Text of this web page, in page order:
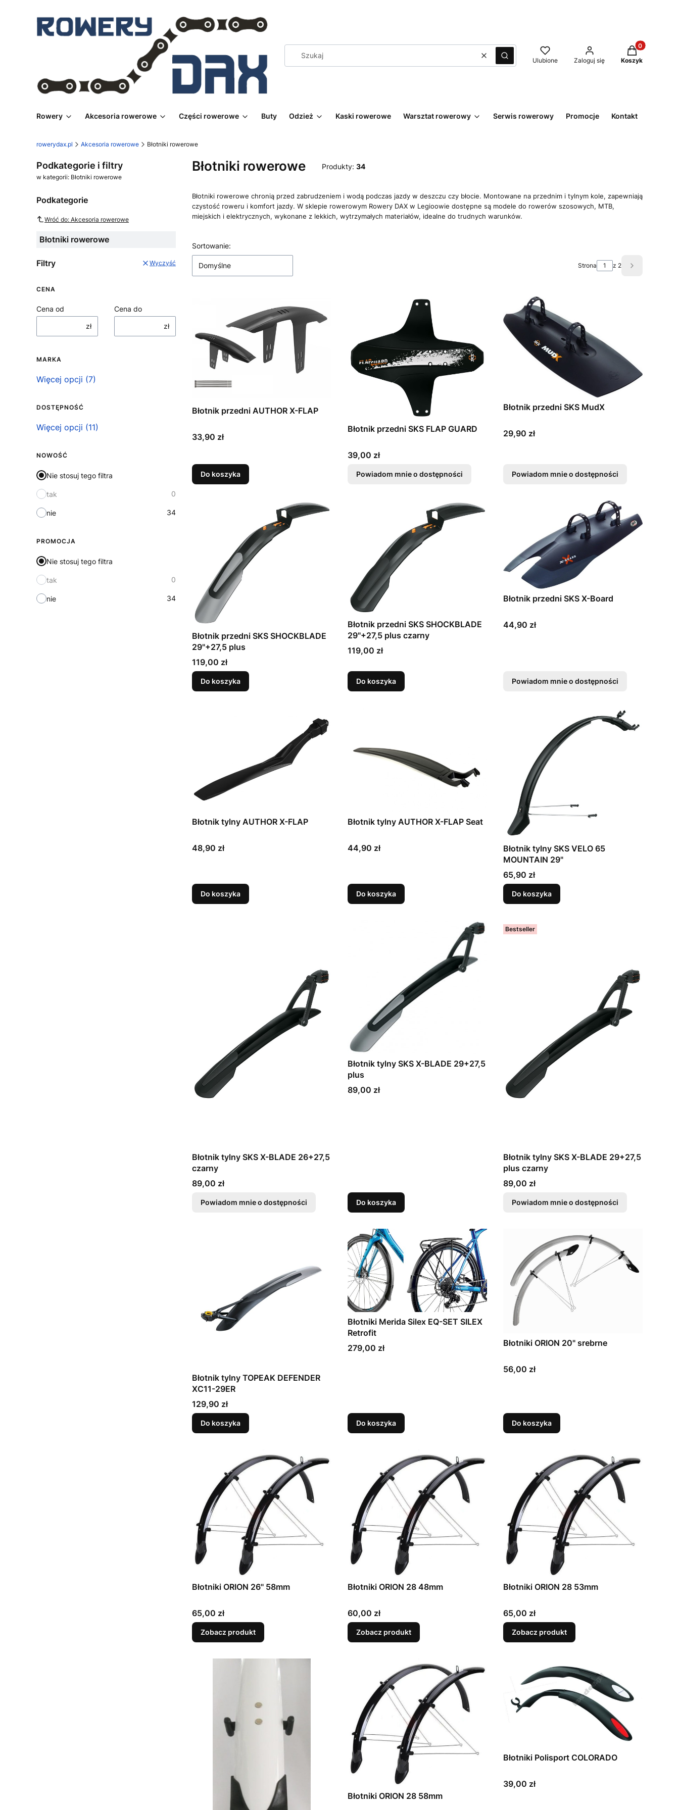
WyczyśćSzukaj Ulubione Zaloguj się
Produkty w
Koszyk
Rowery Akcesoria rowerowe Części rowerowe Buty Odzież Kaski rowerowe Warsztat rowerowy Serwis rowerowy Promocje Kontakt
rowerydax.pl Akcesoria rowerowe Błotniki rowerowe
Podkategorie i filtry
w kategorii: Błotniki rowerowe
Podkategorie
Wróć do: Akcesoria rowerowe
Błotniki rowerowe
Filtry Wyczyść
CENA
Cena od
zł
Cena do
zł
MARKA
Marka
Więcej opcji (7)
DOSTĘPNOŚĆ
Dostępność
Więcej opcji (11)
NOWOŚĆ
Nie stosuj tego filtra
tak 0
nie 34
PROMOCJA
Nie stosuj tego filtra
tak 0
nie 34
Błotniki rowerowe Produkty: 34
Błotniki rowerowe chronią przed zabrudzeniem i wodą podczas jazdy w deszczu czy błocie. Montowane na przednim i tylnym kole, zapewniają
czystość roweru i komfort jazdy. W sklepie rowerowym Rowery DAX w Legioowie dostępne są modele do rowerów szosowych, MTB,
miejskich i elektrycznych, wykonane z lekkich, wytrzymałych materiałów, idealne do trudnych warunków.
Lista produktów
Sortowanie:
Domyślne Strona z 2 Następne
Błotnik przedni AUTHOR X-FLAP
Cena
33,90 zł
Do koszyka
Błotnik przedni SKS FLAP GUARD
Cena
39,00 zł
Powiadom mnie o dostępności
Błotnik przedni SKS MudX
Cena
29,90 zł
Powiadom mnie o dostępności
Błotnik przedni SKS SHOCKBLADE
29"+27,5 plus
Cena
119,00 zł
Do koszyka
Błotnik przedni SKS SHOCKBLADE
29"+27,5 plus czarny
Cena
119,00 zł
Do koszyka
Błotnik przedni SKS X-Board
Cena
44,90 zł
Powiadom mnie o dostępności
Błotnik tylny AUTHOR X-FLAP
Cena
48,90 zł
Do koszyka
Błotnik tylny AUTHOR X-FLAP Seat
Cena
44,90 zł
Do koszyka
Błotnik tylny SKS VELO 65
MOUNTAIN 29"
Cena
65,90 zł
Do koszyka
Błotnik tylny SKS X-BLADE 26+27,5
czarny
Cena
89,00 zł
Powiadom mnie o dostępności
Błotnik tylny SKS X-BLADE 29+27,5
plus
Cena
89,00 zł
Do koszyka
Bestseller
Błotnik tylny SKS X-BLADE 29+27,5
plus czarny
Cena
89,00 zł
Powiadom mnie o dostępności
Błotnik tylny TOPEAK DEFENDER
XC11-29ER
Cena
129,90 zł
Do koszyka
Błotniki Merida Silex EQ-SET SILEX
Retrofit
Cena
279,00 zł
Do koszyka
Błotniki ORION 20" srebrne
Cena
56,00 zł
Do koszyka
Błotniki ORION 26" 58mm
Cena
65,00 zł
Zobacz produkt
Błotniki ORION 28 48mm
Cena
60,00 zł
Zobacz produkt
Błotniki ORION 28 53mm
Cena
65,00 zł
Zobacz produkt
Błotniki ORION 28 58mm
Błotniki Polisport COLORADO
Cena
39,00 zł